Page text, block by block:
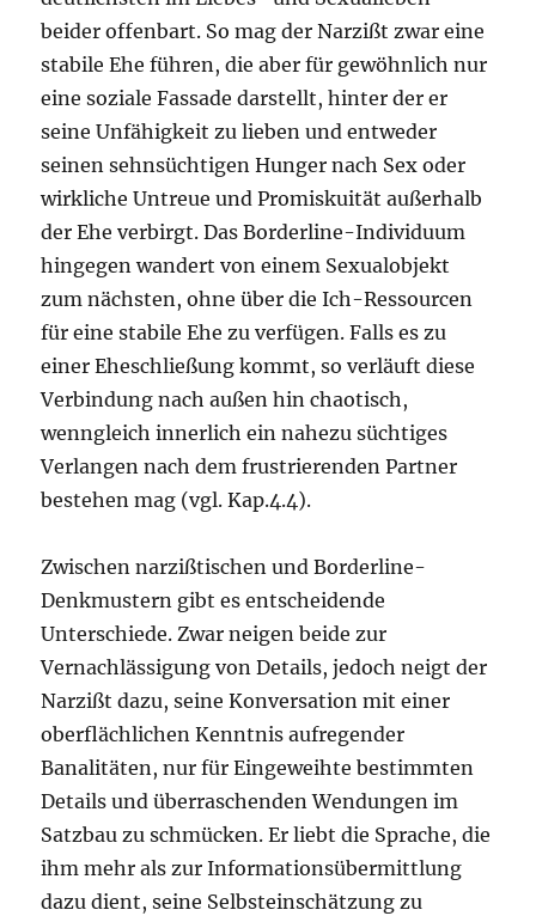
beider offenbart. So mag der Narzißt zwar eine
stabile Ehe führen, die aber für gewöhnlich nur
eine soziale Fassade darstellt, hinter der er
seine Unfähigkeit zu lieben und entweder
seinen sehnsüchtigen Hunger nach Sex oder
wirkliche Untreue und Promiskuität außerhalb
der Ehe verbirgt. Das Borderline-Individuum
hingegen wandert von einem Sexualobjekt
zum nächsten, ohne über die Ich-Ressourcen
für eine stabile Ehe zu verfügen. Falls es zu
einer Eheschließung kommt, so verläuft diese
Verbindung nach außen hin chaotisch,
wenngleich innerlich ein nahezu süchtiges
Verlangen nach dem frustrierenden Partner
bestehen mag (vgl. Kap.4.4).
Zwischen narzißtischen und Borderline-
Denkmustern gibt es entscheidende
Unterschiede. Zwar neigen beide zur
Vernachlässigung von Details, jedoch neigt der
Narzißt dazu, seine Konversation mit einer
oberflächlichen Kenntnis aufregender
Banalitäten, nur für Eingeweihte bestimmten
Details und überraschenden Wendungen im
Satzbau zu schmücken. Er liebt die Sprache, die
ihm mehr als zur Informationsübermittlung
dazu dient, seine Selbsteinschätzung zu